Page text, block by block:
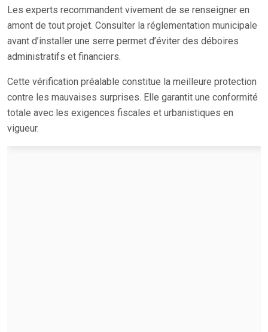
Les experts recommandent vivement de se renseigner en
amont de tout projet. Consulter la réglementation municipale
avant d’installer une serre permet d’éviter des déboires
administratifs et financiers.
Cette vérification préalable constitue la meilleure protection
contre les mauvaises surprises. Elle garantit une conformité
totale avec les exigences fiscales et urbanistiques en
vigueur.